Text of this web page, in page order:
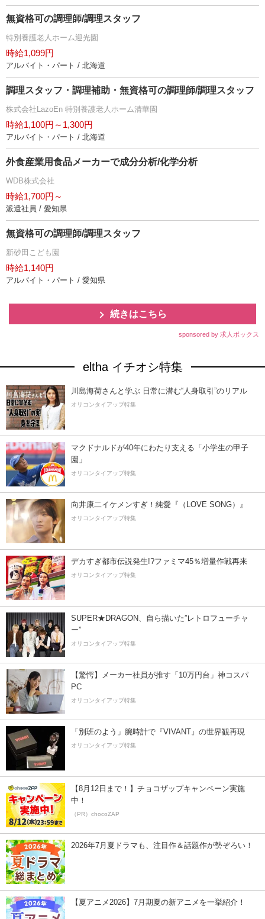
無資格可の調理師/調理スタッフ
特別養護老人ホーム迎光園
時給1,099円
アルバイト・パート / 北海道
調理スタッフ・調理補助・無資格可の調理師/調理スタッフ
株式会社LazoEn 特別養護老人ホーム清華園
時給1,100円～1,300円
アルバイト・パート / 北海道
外食産業用食品メーカーで成分分析/化学分析
WDB株式会社
時給1,700円～
派遣社員 / 愛知県
無資格可の調理師/調理スタッフ
新砂田こども園
時給1,140円
アルバイト・パート / 愛知県
続きはこちら
sponsored by 求人ボックス
eltha イチオシ特集
川島海荷さんと学ぶ 日常に潜む“人身取引”のリアル
オリコンタイアップ特集
マクドナルドが40年にわたり支える「小学生の甲子
園」
オリコンタイアップ特集
向井康二イケメンすぎ！純愛『（LOVE SONG）』
オリコンタイアップ特集
デカすぎ都市伝説発生!?ファミマ45％増量作戦再来
オリコンタイアップ特集
SUPER★DRAGON、自ら描いた”レトロフューチャ
ー”
オリコンタイアップ特集
【驚愕】メーカー社員が推す「10万円台」神コスパ
PC
オリコンタイアップ特集
「別班のよう」腕時計で『VIVANT』の世界観再現
オリコンタイアップ特集
【8月12日まで！】チョコザップキャンペーン実施
中！
（PR）chocoZAP
2026年7月夏ドラマも、注目作＆話題作が勢ぞろい！
【夏アニメ2026】7月期夏の新アニメを一挙紹介！